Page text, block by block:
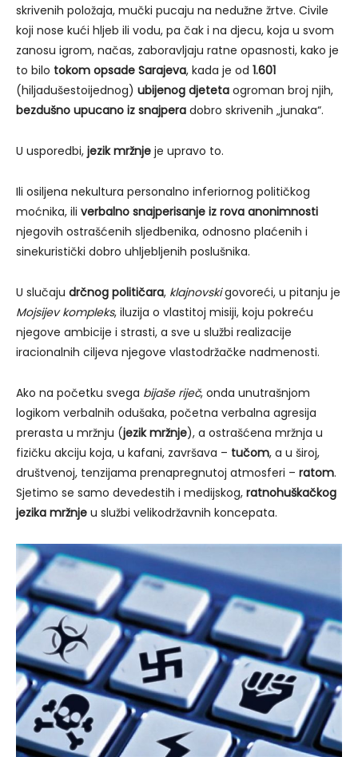
skrivenih položaja, mučki pucaju na nedužne žrtve. Civile
koji nose kući hljeb ili vodu, pa čak i na djecu, koja u svom
zanosu igrom, načas, zaboravljaju ratne opasnosti, kako je
to bilo tokom opsade Sarajeva, kada je od 1.601
(hiljadušestoijednog) ubijenog djeteta ogroman broj njih,
bezdušno upucano iz snajpera dobro skrivenih „junaka“.
U usporedbi, jezik mržnje je upravo to.
Ili osiljena nekultura personalno inferiornog političkog
moćnika, ili verbalno snajperisanje iz rova anonimnosti
njegovih ostrašćenih sljedbenika, odnosno plaćenih i
sinekuristički dobro uhljebljenih poslušnika.
U slučaju drčnog političara, klajnovskigovoreći, u pitanju je
Mojsijev kompleks, iluzija o vlastitoj misiji, koju pokreću
njegove ambicije i strasti, a sve u službi realizacije
iracionalnih ciljeva njegove vlastodržačke nadmenosti.
Ako na početku svega bijaše riječ, onda unutrašnjom
logikom verbalnih odušaka, početna verbalna agresija
prerasta u mržnju (jezik mržnje), a ostrašćena mržnja u
fizičku akciju koja, u kafani, završava – tučom, a u široj,
društvenoj, tenzijama prenapregnutoj atmosferi – ratom.
Sjetimo se samo devedestih i medijskog, ratnohuškačkog
jezika mržnje u službi velikodržavnih koncepata.